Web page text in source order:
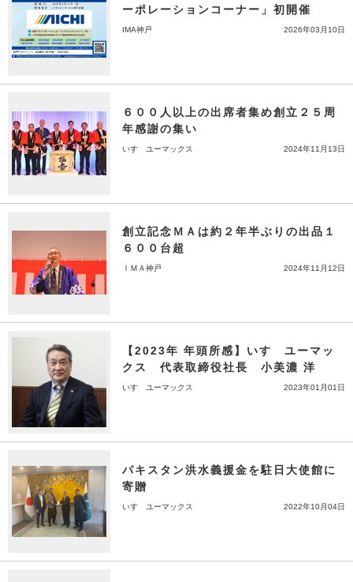
ーポレーションコーナー」初開催
IMA神戸 2026年03月10日
６００人以上の出席者集め創立２５周
年感謝の集い
いすゞユーマックス 2024年11月13日
創立記念ＭＡは約２年半ぶりの出品１
６００台超
ＩＭＡ神戸 2024年11月12日
【2023年 年頭所感】いすゞユーマッ
クス 代表取締役社長 小美濃 洋
いすゞユーマックス 2023年01月01日
パキスタン洪水義援金を駐日大使館に
寄贈
いすゞユーマックス 2022年10月04日